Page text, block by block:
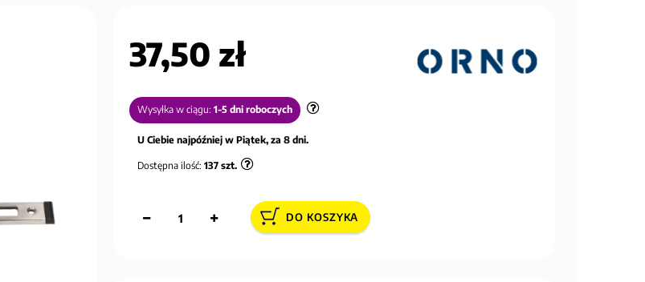
37,50 zł
Wysyłka w ciągu: 1-5 dni roboczych
U Ciebie najpóźniej w Piątek, za 8 dni.
Dostępna ilość: 137 szt.
DO KOSZYKA